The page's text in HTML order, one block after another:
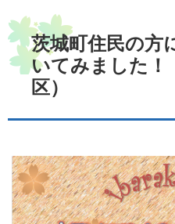
茨城町住民の方
いてみました！
区）